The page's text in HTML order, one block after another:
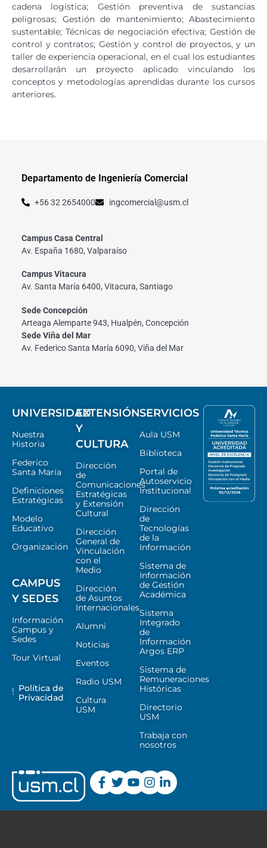
cadena logística; Gestión preventiva de sustancias
peligrosas; Gestión de mantenimiento; Abastecimiento
sustentable; Técnicas de negociación efectiva; Gestión de
control y contratos; Gestión y control de proyectos, y un
taller de experiencia operacional, en el cual los estudiantes
desarrollarán un proyecto aplicado vinculando los
conceptos y metodologías aprendidas durante los cursos
anteriores.
Departamento de Ingeniería Comercial
+56 32 2654000 ingcomercial@usm.cl
Campus Casa Central
Av. España 1680, Valparaíso
Campus Vitacura
Av. Santa María 6400, Vitacura, Santiago
Sede Concepción
Arteaga Alemparte 943, Hualpén, Concepción
Sede Viña del Mar
Av. Federico Santa María 6090, Viña del Mar
UNIVERSIDAD
Nuestra
Historia
Federico
Santa María
Definiciones
Estratégicas
Modelo
Educativo
Organización
CAMPUS
Y SEDES
Información
Campus y
Sedes
Tour Virtual
Política de
Privacidad
EXTENSIÓN
Y
CULTURA
Dirección
de
Comunicaciones
Estratégicas
y Extensión
Cultural
Dirección
General de
Vinculación
con el
Medio
Dirección
de Asuntos
Internacionales
Alumni
Noticias
Eventos
Radio USM
Cultura
USM
SERVICIOS
Aula USM
Biblioteca
Portal de
Autoservicio
Institucional
Dirección
de
Tecnologías
de la
Información
Sistema de
Información
de Gestión
Académica
Sistema
Integrado
de
Información
Argos ERP
Sistema de
Remuneraciones
Históricas
Directorio
USM
Trabaja con
nosotros